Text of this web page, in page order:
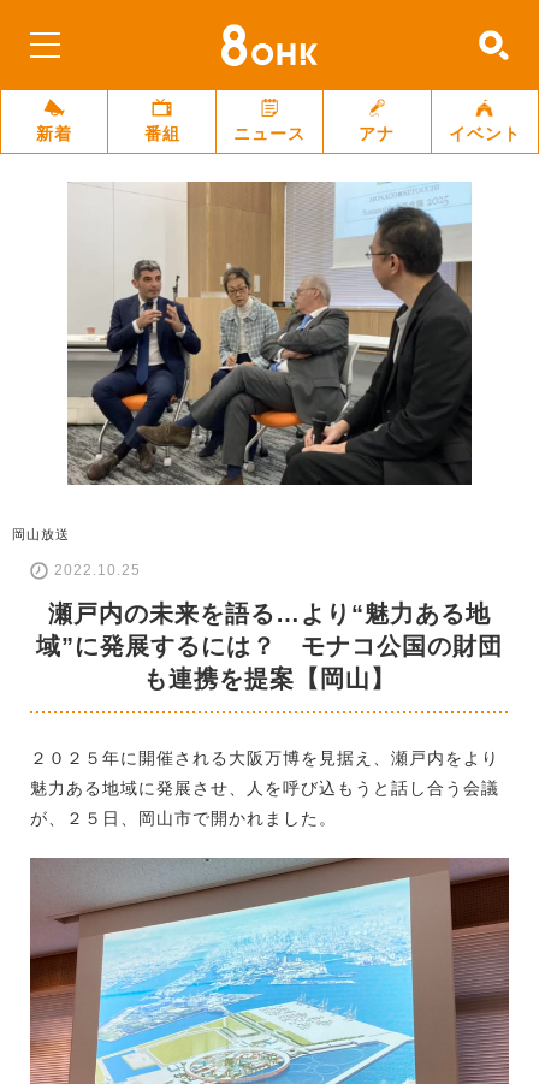
新着 番組 ニュース アナ イベント
岡山放送
2022.10.25
瀬戸内の未来を語る…より“魅力ある地
域”に発展するには？ モナコ公国の財団
も連携を提案【岡山】
２０２５年に開催される大阪万博を見据え、瀬戸内をより
魅力ある地域に発展させ、人を呼び込もうと話し合う会議
が、２５日、岡山市で開かれました。